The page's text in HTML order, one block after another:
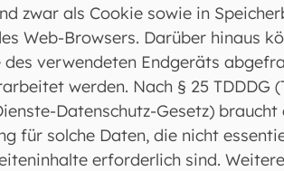
zwar als Cookie sowie in
Web-Browsers. Darüber hinaus
des verwendeten Endgeräts
werden. Nach § 25 TDDDG
Datenschutz-Gesetz) braucht
für solche Daten, die nicht
erforderlich sind.